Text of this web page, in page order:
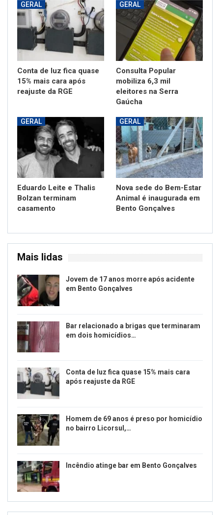
GERAL
Conta de luz fica quase
15% mais cara após
reajuste da RGE
GERAL
Consulta Popular
mobiliza 6,3 mil
eleitores na Serra
Gaúcha
GERAL
Eduardo Leite e Thalis
Bolzan terminam
casamento
GERAL
Nova sede do Bem-Estar
Animal é inaugurada em
Bento Gonçalves
Mais lidas
Jovem de 17 anos morre após acidente
em Bento Gonçalves
Bar relacionado a brigas que terminaram
em dois homicídios…
Conta de luz fica quase 15% mais cara
após reajuste da RGE
Homem de 69 anos é preso por homicídio
no bairro Licorsul,…
Incêndio atinge bar em Bento Gonçalves